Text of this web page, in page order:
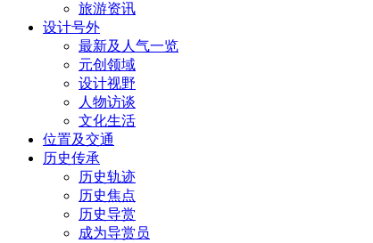
旅游资讯
设计号外
最新及人气一览
元创领域
设计视野
人物访谈
文化生活
位置及交通
历史传承
历史轨迹
历史焦点
历史导赏
成为导赏员